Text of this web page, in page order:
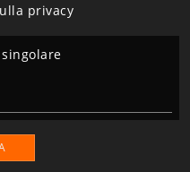
privacy